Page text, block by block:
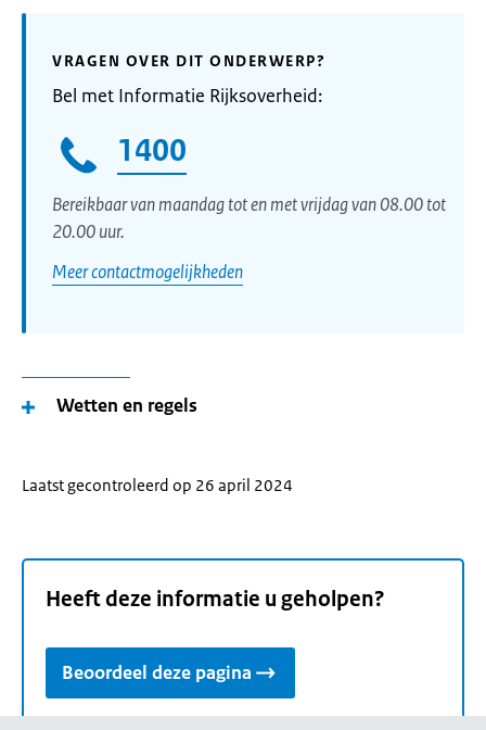
VRAGEN OVER DIT ONDERWERP?
Bel met Informatie Rijksoverheid:
1400
Bereikbaar van maandag tot en met vrijdag van 08.00 tot
20.00 uur.
Meer contactmogelijkheden
Wetten en regels
Laatst gecontroleerd op 26 april 2024
Heeft deze informatie u geholpen?
Beoordeel deze pagina